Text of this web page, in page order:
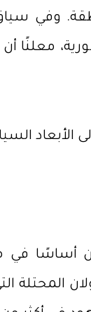
وفي
معلنًا
أساسًا في
المحتلة